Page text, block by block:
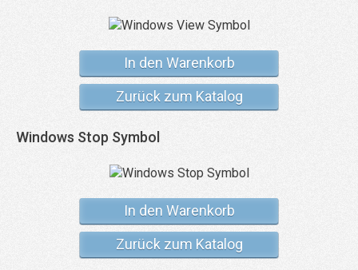
In den Warenkorb
Zurück zum Katalog
Windows Stop Symbol
In den Warenkorb
Zurück zum Katalog